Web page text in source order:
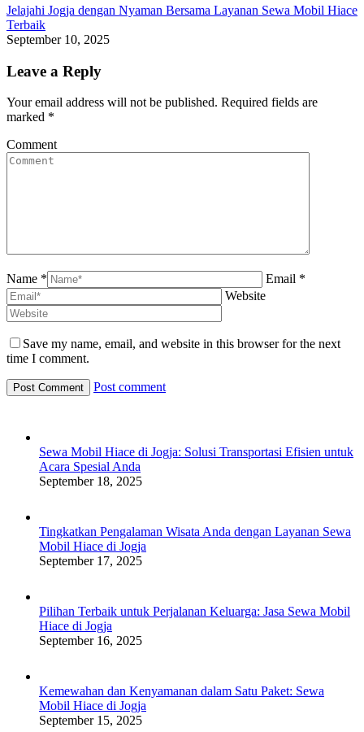
Jelajahi Jogja dengan Nyaman Bersama Layanan Sewa Mobil Hiace
Terbaik
September 10, 2025
Leave a Reply
Your email address will not be published. Required fields are
marked *
Comment
Name *
Email *
Website
Save my name, email, and website in this browser for the next
time I comment.
Post comment
Sewa Mobil Hiace di Jogja: Solusi Transportasi Efisien untuk
Acara Spesial Anda
September 18, 2025
Tingkatkan Pengalaman Wisata Anda dengan Layanan Sewa
Mobil Hiace di Jogja
September 17, 2025
Pilihan Terbaik untuk Perjalanan Keluarga: Jasa Sewa Mobil
Hiace di Jogja
September 16, 2025
Kemewahan dan Kenyamanan dalam Satu Paket: Sewa
Mobil Hiace di Jogja
September 15, 2025